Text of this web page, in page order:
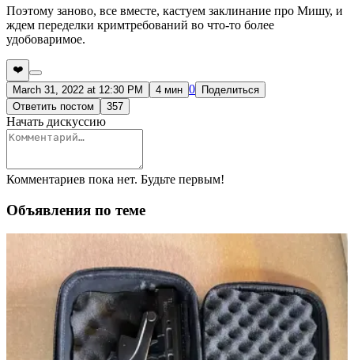
Поэтому заново, все вместе, кастуем заклинание про Мишу, и
ждем переделки кримтребований во что-то более
удобоваримое.
❤️
March 31, 2022 at 12:30 PM
4 мин 0
Поделиться
Ответить постом
357
Начать дискуссию
Комментариев пока нет. Будьте первым!
Объявления по теме